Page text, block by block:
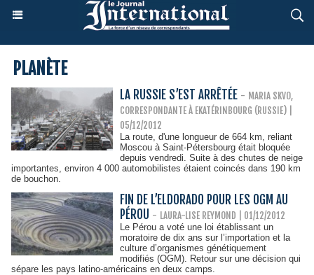
PLANÈTE
LA RUSSIE S’EST ARRÊTÉE - MARIA SKVO,
CORRESPONDANTE À EKATÉRINBOURG (RUSSIE) |
05/12/2012
La route, d'une longueur de 664 km, reliant
Moscou à Saint-Pétersbourg était bloquée
depuis vendredi. Suite à des chutes de neige
importantes, environ 4 000 automobilistes étaient coincés dans 190 km
de bouchon.
FIN DE L’ELDORADO POUR LES OGM AU
PÉROU - LAURA-LISE REYMOND | 01/12/2012
Le Pérou a voté une loi établissant un
moratoire de dix ans sur l’importation et la
culture d’organismes génétiquement
modifiés (OGM). Retour sur une décision qui
sépare les pays latino-américains en deux camps.